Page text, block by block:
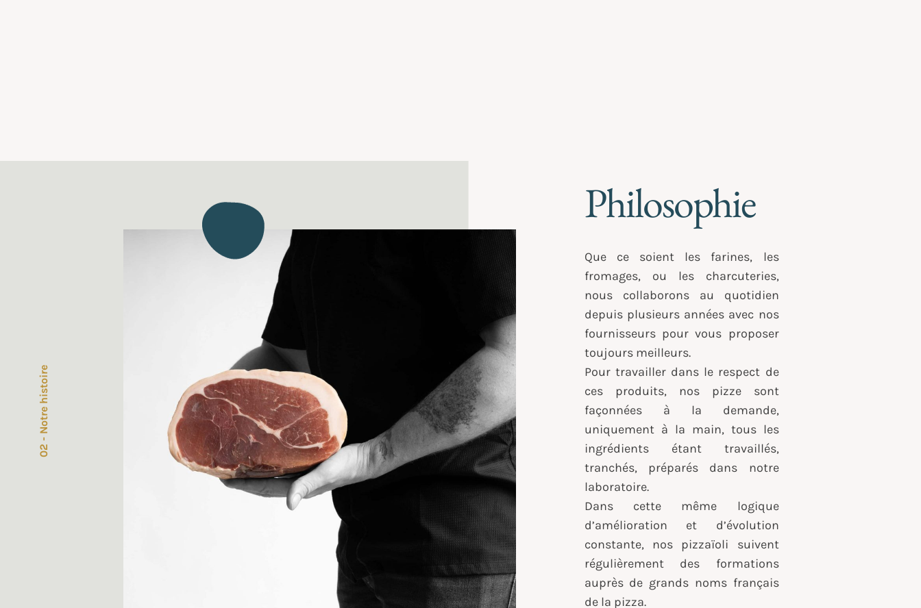
02 - Notre histoire
Philosophie
Que ce soient les farines, les
fromages, ou les charcuteries,
nous collaborons au quotidien
depuis plusieurs années avec nos
fournisseurs pour vous proposer
toujours meilleurs.
Pour travailler dans le respect de
ces produits, nos pizze sont
façonnées à la demande,
uniquement à la main, tous les
ingrédients étant travaillés,
tranchés, préparés dans notre
laboratoire.
Dans cette même logique
d’amélioration et d’évolution
constante, nos pizzaïoli suivent
régulièrement des formations
auprès de grands noms français
de la pizza.